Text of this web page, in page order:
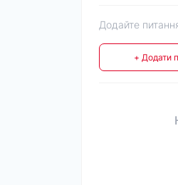
Додайте
+ Додати